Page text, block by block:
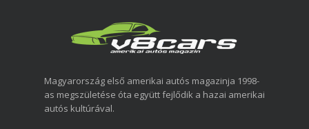
Magyarország első amerikai autós magazinja 1998-
as megszületése óta együtt fejlődik a hazai amerikai
autós kultúrával.